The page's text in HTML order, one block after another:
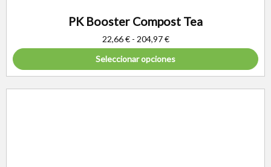
PK Booster Compost Tea
22,66€ - 204,97€
Seleccionar opciones